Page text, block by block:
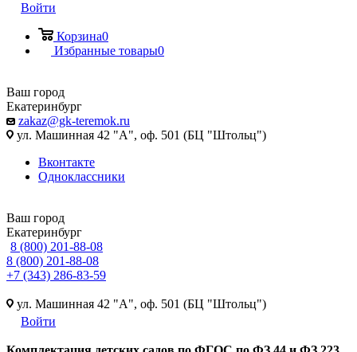
Войти
Корзина0
Избранные товары0
Ваш город
Екатеринбург
zakaz@gk-teremok.ru
ул. Машинная 42 "А", оф. 501 (БЦ "Штольц")
Вконтакте
Одноклассники
Ваш город
Екатеринбург
8 (800) 201-88-08
8 (800) 201-88-08
+7 (343) 286-83-59
ул. Машинная 42 "А", оф. 501 (БЦ "Штольц")
Войти